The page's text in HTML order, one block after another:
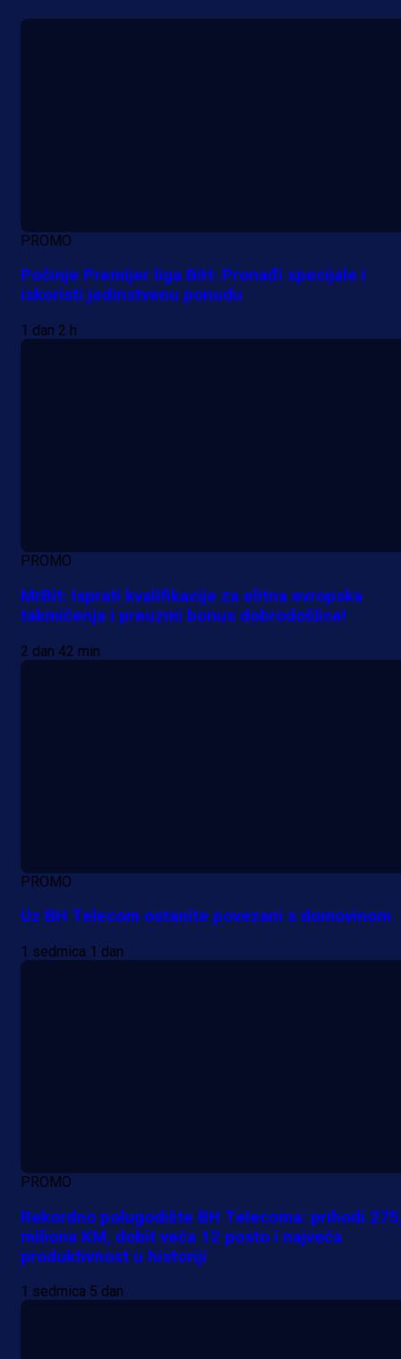
PROMO
Počinje Premijer liga BiH: Pronađi specijale i
iskoristi jedinstvenu ponudu
1 dan 2 h
PROMO
MrBit: Isprati kvalifikacije za elitna evropska
takmičenja i preuzmi bonus dobrodošlice!
2 dan 42 min
PROMO
Uz BH Telecom ostanite povezani s domovinom
1 sedmica 1 dan
PROMO
Rekordno polugodište BH Telecoma: prihodi
miliona KM, dobit veća 12 posto i najveća
produktivnost u historiji
1 sedmica 5 dan